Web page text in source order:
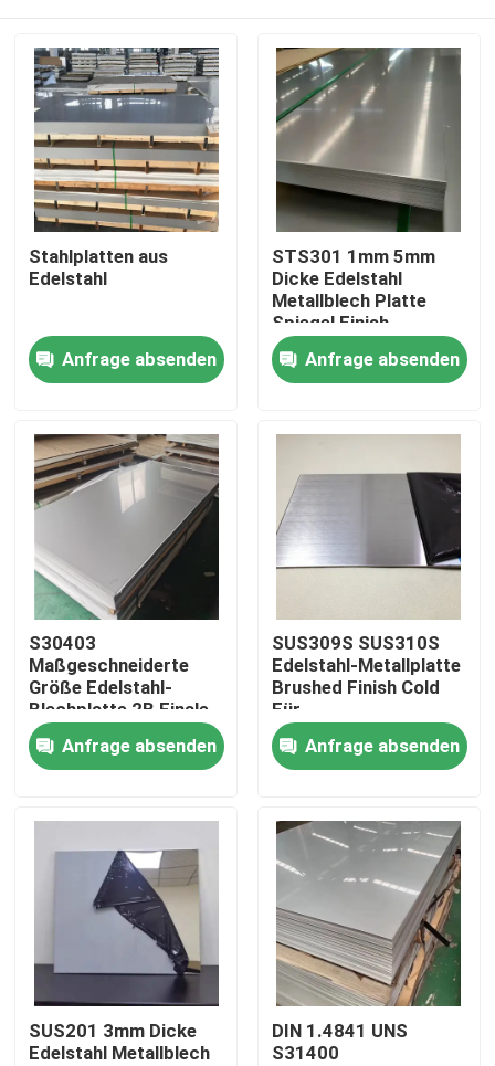
Produkte
Videos
Über uns
Fabrik-Ausflug
Qualitätskontrolle
Treten Sie mit uns in Verbindung
Nachrichten
nahtloses Rohr SS
Stahlplatten aus
Edelstahl
Anfrage absenden
STS301 1mm 5mm
Dicke Edelstahl
Metallblech Platte
Spiegel Finish
Kaltwalzen Polieren
Verschleißfestigkeit
Anfrage absenden
S30403
Maßgeschneiderte
Größe Edelstahl-
Blechplatte 2B Finale
Kaltwalzpolierung für
Haushaltsgeräte
Anfrage absenden
SUS309S SUS310S
Edelstahl-Metallplatte
Brushed Finish Cold
Für
Gebäudestrukturen
Anfrage absenden
SUS201 3mm Dicke
Edelstahl Metallblech
DIN 1.4841 UNS
S31400